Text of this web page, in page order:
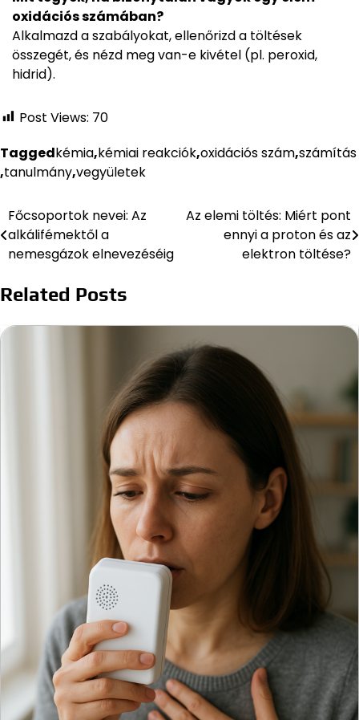
oxidációs számában?
Alkalmazd a szabályokat, ellenőrizd a töltések
összegét, és nézd meg van-e kivétel (pl. peroxid,
hidrid).
Post Views: 70
Taggedkémia,kémiai reakciók,oxidációs szám,számítás
,tanulmány,vegyületek
Bejegyzés
navigáció
Főcsoportok nevei: Az
alkálifémektől a
nemesgázok elnevezéséig
Az elemi töltés: Miért pont
ennyi a proton és az
elektron töltése?
Related Posts